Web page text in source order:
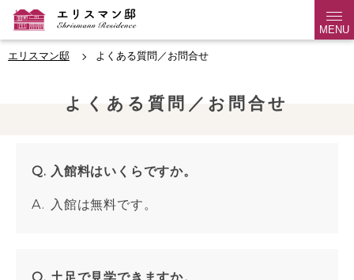
MENU
エリスマン邸 よくある質問／お問合せ
よくある質問／お問合せ
入館料はいくらですか。
入館は無料です。